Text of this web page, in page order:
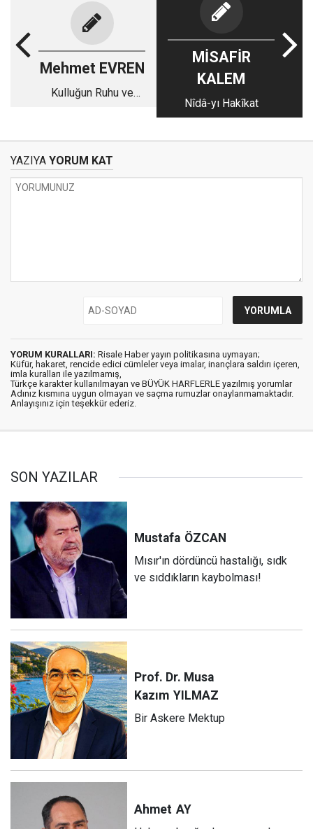
Mehmet EVREN
Kulluğun Ruhu ve
MİSAFİR
KALEM
Nîdâ-yı Hakîkat
YAZIYA YORUM KAT
YORUM KURALLARI: Risale Haber yayın politikasına uymayan;
Küfür, hakaret, rencide edici cümleler veya imalar, inançlara saldırı içeren,
imla kuralları ile yazılmamış,
Türkçe karakter kullanılmayan ve BÜYÜK HARFLERLE yazılmış yorumlar
Adınız kısmına uygun olmayan ve saçma rumuzlar onaylanmamaktadır.
Anlayışınız için teşekkür ederiz.
SON YAZILAR
Mustafa ÖZCAN
Mısır'ın dördüncü hastalığı, sıdk
ve sıddıkların kaybolması!
Prof. Dr. Musa
Kazım YILMAZ
Bir Askere Mektup
Ahmet AY